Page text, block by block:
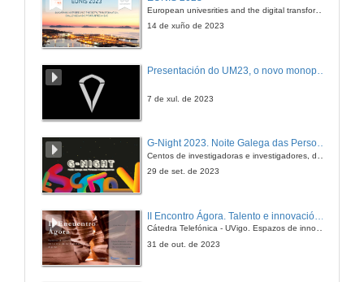
European univesrities and the digital transformation: challenges and opportunities ahead
14 de xuño de 2023
7 de xul. de 2023
G-Night 2023. Noite Galega das Persoas Investigadoras. Conciencias creativas
29 de set. de 2023
Cátedra Telefónica - UVigo. Espazos de innovación
31 de out. de 2023